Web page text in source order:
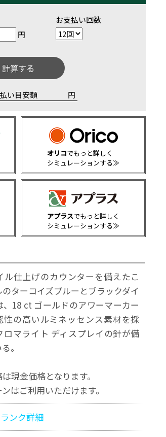
円
お支払い回数
計算する
い目安額 円
オリコでもっと詳しく
シミュレーションする≫
アプラスでもっと詳しく
シミュレーションする≫
仕上げのカウンターを備えたこ
ターコイズブルーとブラックダイ
、18 ct ゴールドのアワーマーカー
性の高いルミネッセンス素材を採
ロマライト ディスプレイの針が備
。
現金価格となります。
はご利用いただけます。
ンク詳細